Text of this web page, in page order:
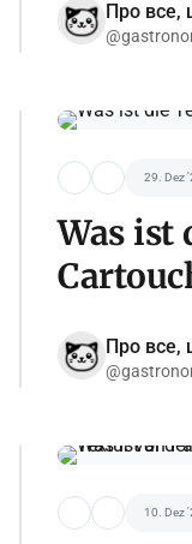
Про все,
29. Dez
Was ist
Про все,
10. Dez